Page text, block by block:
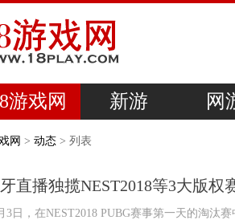
游戏网 新游 网
网 > 动态 > 列表
直播独揽NEST2018等3大版权
3日，在NEST2018 PUBG赛事第一天的淘汰